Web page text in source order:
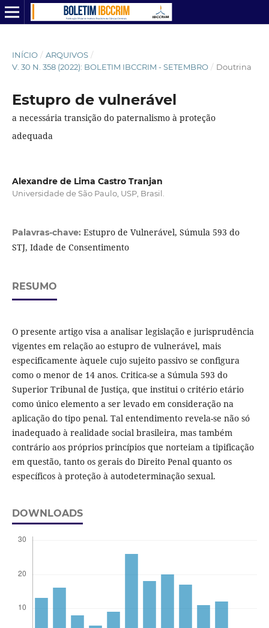
INÍCIO / ARQUIVOS /
V. 30 N. 358 (2022): BOLETIM IBCCRIM - SETEMBRO / Doutrina
Estupro de vulnerável
a necessária transição do paternalismo à proteção
adequada
Alexandre de Lima Castro Tranjan
Universidade de São Paulo, USP, Brasil.
Palavras-chave: Estupro de Vulnerável, Súmula 593 do
STJ, Idade de Consentimento
RESUMO
O presente artigo visa a analisar legislação e jurisprudência
vigentes em relação ao estupro de vulnerável, mais
especificamente àquele cujo sujeito passivo se configura
como o menor de 14 anos. Critica-se a Súmula 593 do
Superior Tribunal de Justiça, que institui o critério etário
como único elemento a ser levado em consideração na
aplicação do tipo penal. Tal entendimento revela-se não só
inadequado à realidade social brasileira, mas também
contrário aos próprios princípios que norteiam a tipificação
em questão, tanto os gerais do Direito Penal quanto os
específicos à proteção à autodeterminação sexual.
DOWNLOADS